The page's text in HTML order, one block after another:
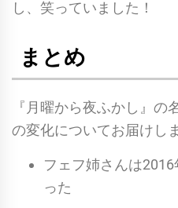
し、笑っていました！
まとめ
『月曜から夜ふかし』の
の変化についてお届けし
フェフ姉さんは
った